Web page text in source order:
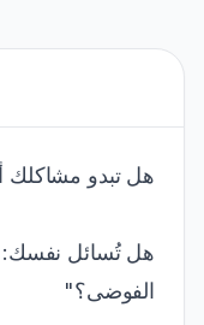
هل تبدو
هل تُسائل نفسك:
الفوضى؟"